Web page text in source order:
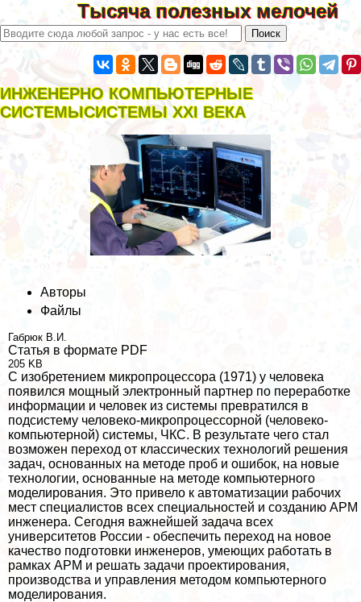
Тысяча полезных мелочей
ИНЖЕНЕРНО КОМПЬЮТЕРНЫЕ
СИСТЕМЫСИСТЕМЫ XXI ВЕКА
Авторы
Файлы
Габрюк В.И.
Статья в формате PDF
205 KB
С изобретением микропроцессора (1971) у человека
появился мощный электронный партнер по переработке
информации и человек из системы превратился в
подсистему человеко-микропроцессорной (человеко-
компьютерной) системы, ЧКС. В результате чего стал
возможен переход от классических технологий решения
задач, основанных на методе проб и ошибок, на новые
технологии, основанные на методе компьютерного
моделирования. Это привело к автоматизации рабочих
мест специалистов всех специальностей и созданию АРМ
инженера. Сегодня важнейшей задача всех
университетов России - обеспечить переход на новое
качество подготовки инженеров, умеющих работать в
рамках АРМ и решать задачи проектирования,
производства и управления методом компьютерного
моделирования.